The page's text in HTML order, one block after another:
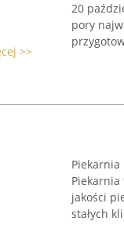
>>
20
pory
Piekarnia
jakości
stałych